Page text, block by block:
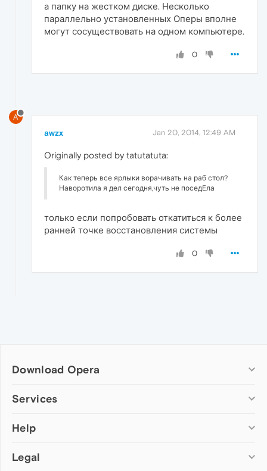
а папку на жестком диске. Несколько
параллельно установленных Оперы вполне
могут сосуществовать на одном компьютере.
0
A
awzx Jan 20, 2014, 12:49 AM
Originally posted by tatutatuta:
Как теперь все ярлыки ворачивать на раб стол?
Наворотила я дел сегодня,чуть не поседЕла
только если попробовать откатиться к более
ранней точке восстановления системы
0
Download Opera
Computer browsers
Opera for Mac
Opera beta version
Services
Add-ons
Wallpapers
Help
Help & support
Legal